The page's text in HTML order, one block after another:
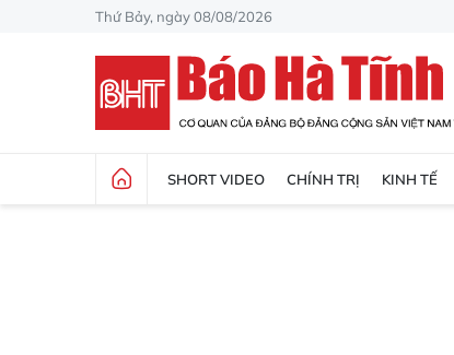
Thứ Bảy, ngày 08/08/2026
SHORT VIDEO CHÍNH TRỊ KINH TẾ